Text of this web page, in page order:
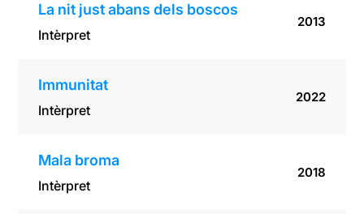
La nit just abans dels boscos
Intèrpret
2013
Immunitat
Intèrpret
2022
Mala broma
Intèrpret
2018